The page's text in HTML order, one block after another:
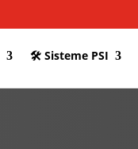
🛠 Sisteme PSI